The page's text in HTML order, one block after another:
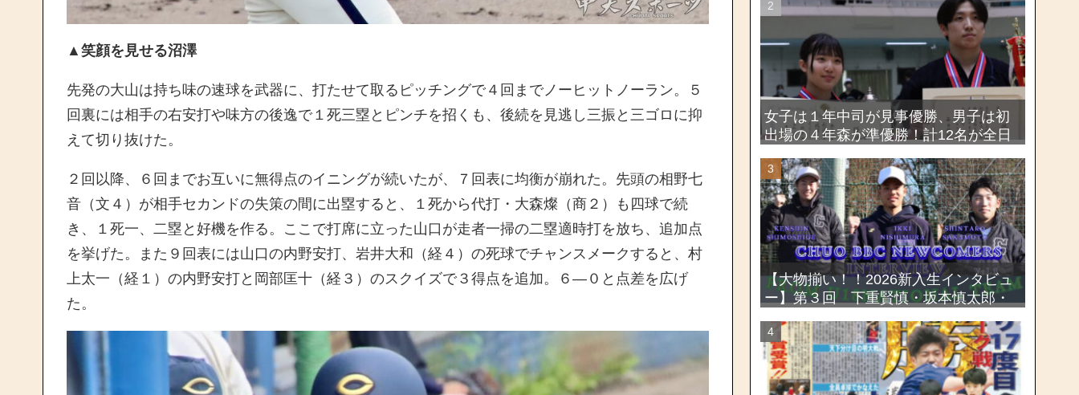
▲笑顔を見せる沼澤
先発の大山は持ち味の速球を武器に、打たせて取るピッチングで４回までノーヒットノーラン。５
回裏には相手の右安打や味方の後逸で１死三塁とピンチを招くも、後続を見逃し三振と三ゴロに抑
えて切り抜けた。
２回以降、６回までお互いに無得点のイニングが続いたが、７回表に均衡が崩れた。先頭の相野七
音（文４）が相手セカンドの失策の間に出塁すると、１死から代打・大森燦（商２）も四球で続
き、１死一、二塁と好機を作る。ここで打席に立った山口が走者一掃の二塁適時打を放ち、追加点
を挙げた。また９回表には山口の内野安打、岩井大和（経４）の死球でチャンスメークすると、村
上太一（経１）の内野安打と岡部匡十（経３）のスクイズで３得点を追加。６―０と点差を広げ
た。
大会2026
女子は１年中司が見事優勝、男子は初
出場の４年森が準優勝！計12名が全日
剣道選手権大会・第72回関東学生剣道
選手権大会
【大物揃い！！2026新入生インタビュ
ー】第３回 下重賢慎・坂本慎太郎・